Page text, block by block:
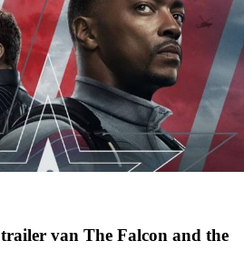
van The Falcon and the